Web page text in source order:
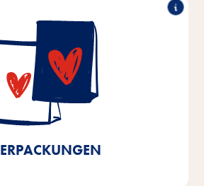
recyclingfähig
in Bremen und
wir schon zu über 90%
Bis 2025 streben wir
Verpackungen der in Bremen
produzierten Produkte sowie
um 10% an.